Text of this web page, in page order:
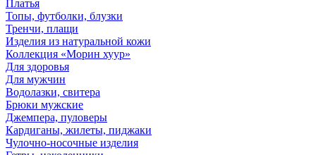
Платья
Топы, футболки, блузки
Тренчи, плащи
Изделия из натуральной кожи
Коллекция «Морин хуур»
Для здоровья
Для мужчин
Водолазки, свитера
Брюки мужские
Джемпера, пуловеры
Кардиганы, жилеты, пиджаки
Чулочно-носочные изделия